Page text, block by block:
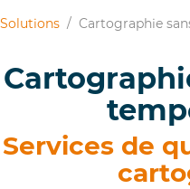
Solutions / Cartographie
Services de